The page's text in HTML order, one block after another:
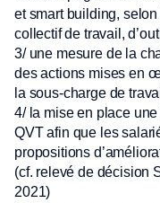
et smart building,
collectif de travail,
3/ une mesure de la
des actions mises en
la sous-charge de
4/ la mise en place
QVT afin que les
propositions
(cf. relevé de décision
2021)